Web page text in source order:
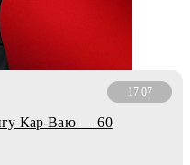
17.07
Кар-Ваю — 60